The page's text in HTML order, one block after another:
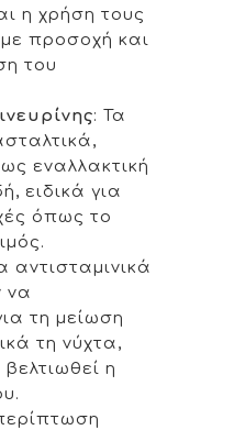
η χρήση τους
προσοχή και
του
: Τα
εναλλακτική
ειδικά για
όπως το
αντισταμινικά
να
τη μείωση
τη νύχτα,
η